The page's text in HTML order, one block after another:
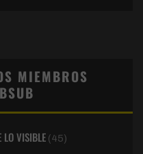
MIEMBROS
VISIBLE (45)